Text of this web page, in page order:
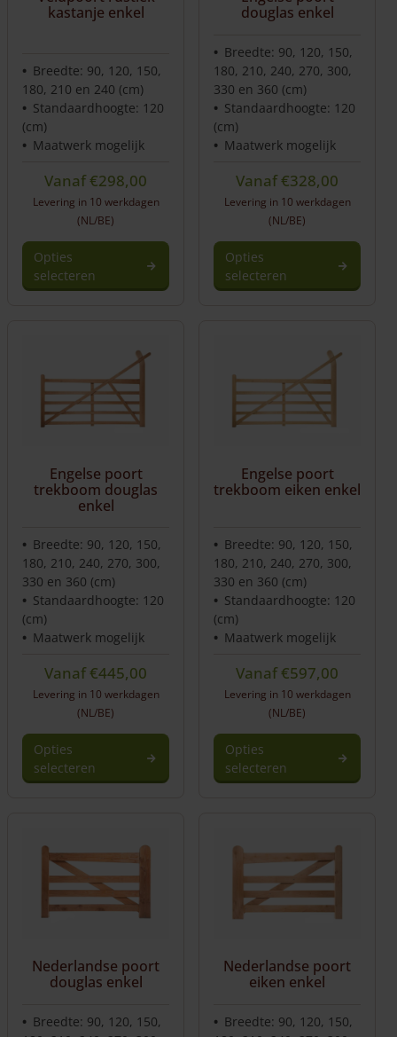
kastanje enkel
Breedte: 90, 120, 150,
180, 210 en 240 (cm)
Standaardhoogte: 120
(cm)
Maatwerk mogelijk
Vanaf€298,00
Levering in 10 werkdagen
(NL/BE)
Opties
selecteren
douglas enkel
Breedte: 90, 120, 150,
180, 210, 240, 270, 300,
330 en 360 (cm)
Standaardhoogte: 120
(cm)
Maatwerk mogelijk
Vanaf€328,00
Levering in 10 werkdagen
(NL/BE)
Opties
selecteren
Engelse poort
trekboom douglas
enkel
Breedte: 90, 120, 150,
180, 210, 240, 270, 300,
330 en 360 (cm)
Standaardhoogte: 120
(cm)
Maatwerk mogelijk
Vanaf€445,00
Levering in 10 werkdagen
(NL/BE)
Opties
selecteren
Engelse poort
trekboom eiken enkel
Breedte: 90, 120, 150,
180, 210, 240, 270, 300,
330 en 360 (cm)
Standaardhoogte: 120
(cm)
Maatwerk mogelijk
Vanaf€597,00
Levering in 10 werkdagen
(NL/BE)
Opties
selecteren
Nederlandse poort
douglas enkel
Breedte: 90, 120, 150,
Nederlandse poort
eiken enkel
Breedte: 90, 120, 150,